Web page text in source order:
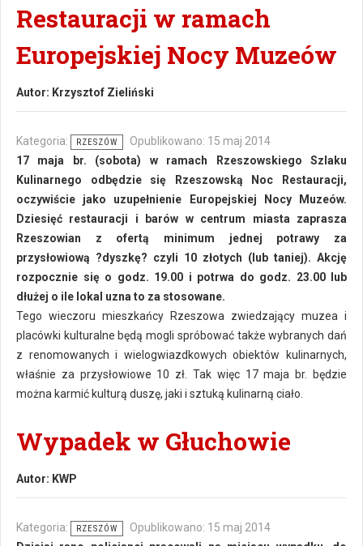
Restauracji w ramach
Europejskiej Nocy Muzeów
Autor: Krzysztof Zieliński
Kategoria: RZESZÓW
Opublikowano: 15 maj 2014
17 maja br. (sobota) w ramach Rzeszowskiego Szlaku
Kulinarnego odbędzie się Rzeszowską Noc Restauracji,
oczywiście jako uzupełnienie Europejskiej Nocy Muzeów.
Dziesięć restauracji i barów w centrum miasta zaprasza
Rzeszowian z ofertą minimum jednej potrawy za
przysłowiową ?dyszkę? czyli 10 złotych (lub taniej). Akcję
rozpocznie się o godz. 19.00 i potrwa do godz. 23.00 lub
dłużej o ile lokal uzna to za stosowane.
Tego wieczoru mieszkańcy Rzeszowa zwiedzający muzea i
placówki kulturalne będą mogli spróbować także wybranych dań
z renomowanych i wielogwiazdkowych obiektów kulinarnych,
właśnie za przysłowiowe 10 zł. Tak więc 17 maja br. będzie
można karmić kulturą duszę, jaki i sztuką kulinarną ciało.
Wypadek w Głuchowie
Autor: KWP
Kategoria: RZESZÓW
Opublikowano: 15 maj 2014